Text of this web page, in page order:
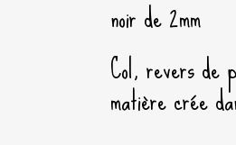
noir de 2mm
Col, revers de
matière crée